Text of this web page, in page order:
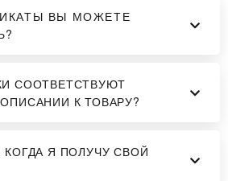
ВЫ МОЖЕТЕ
СООТВЕТСТВУЮТ
К ТОВАРУ?
Я ПОЛУЧУ СВОЙ